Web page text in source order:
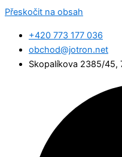
Přeskočit na obsah
+420 773 177 036
obchod@jotron.net
Skopalíkova 2385/45,